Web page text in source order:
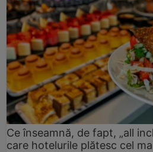
Ce înseamnă, de fapt, „all
care hotelurile plătesc cel